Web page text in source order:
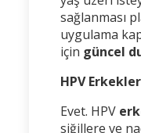
sağlanması
uygulama
için güncel
HPV
Evet. HPV
siğillere ve